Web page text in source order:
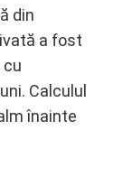
din
a fost
cu
Calculul
înainte